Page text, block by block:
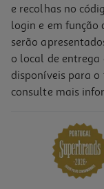
Spray Prontosan 75
11,87 €
e recolhas no
login e em função
serão
o local de entrega
disponíveis para
consulte mais